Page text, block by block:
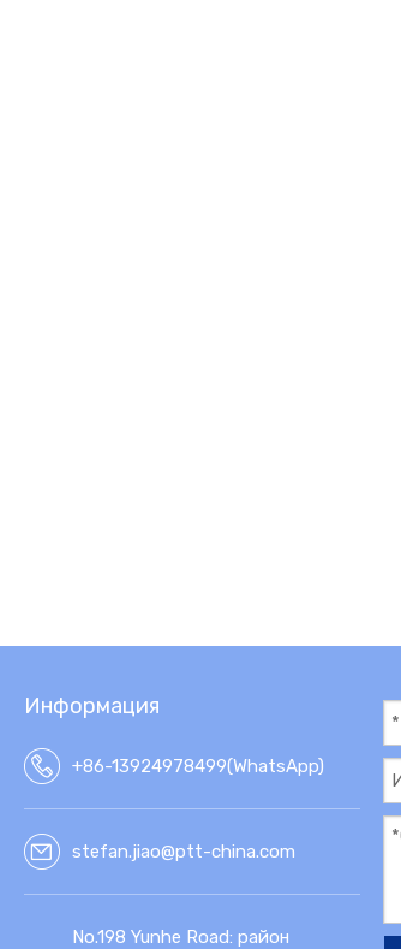
Информация
+86-13924978499(WhatsApp)
stefan.jiao@ptt-china.com
No.198 Yunhe Road: район